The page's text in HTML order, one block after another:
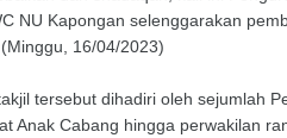
NU Kapongan selenggarakan
16/04/2023)
tersebut dihadiri oleh sejumlah
Anak Cabang hingga perwakilan